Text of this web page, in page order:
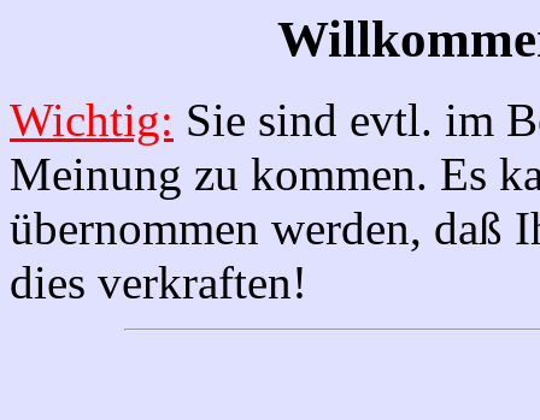
Wichtig: Sie sind evtl. im
Meinung zu kommen. Es
übernommen werden, daß
dies verkraften!